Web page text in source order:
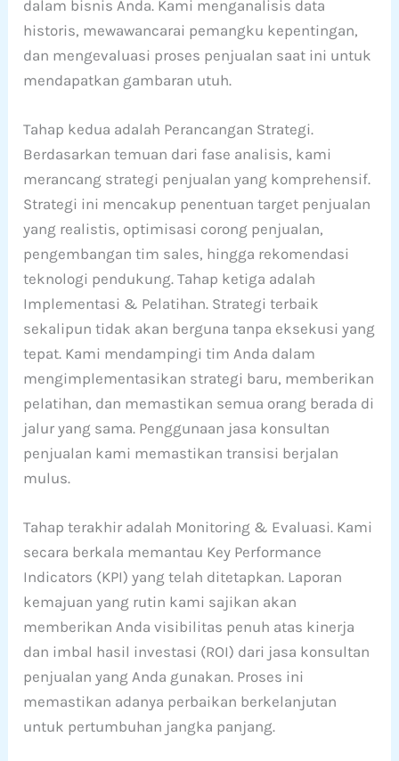
dalam bisnis Anda. Kami menganalisis data
historis, mewawancarai pemangku kepentingan,
dan mengevaluasi proses penjualan saat ini untuk
mendapatkan gambaran utuh.
Tahap kedua adalah Perancangan Strategi.
Berdasarkan temuan dari fase analisis, kami
merancang strategi penjualan yang komprehensif.
Strategi ini mencakup penentuan target penjualan
yang realistis, optimisasi corong penjualan,
pengembangan tim sales, hingga rekomendasi
teknologi pendukung. Tahap ketiga adalah
Implementasi & Pelatihan. Strategi terbaik
sekalipun tidak akan berguna tanpa eksekusi yang
tepat. Kami mendampingi tim Anda dalam
mengimplementasikan strategi baru, memberikan
pelatihan, dan memastikan semua orang berada di
jalur yang sama. Penggunaan jasa konsultan
penjualan kami memastikan transisi berjalan
mulus.
Tahap terakhir adalah Monitoring & Evaluasi. Kami
secara berkala memantau Key Performance
Indicators (KPI) yang telah ditetapkan. Laporan
kemajuan yang rutin kami sajikan akan
memberikan Anda visibilitas penuh atas kinerja
dan imbal hasil investasi (ROI) dari jasa konsultan
penjualan yang Anda gunakan. Proses ini
memastikan adanya perbaikan berkelanjutan
untuk pertumbuhan jangka panjang.